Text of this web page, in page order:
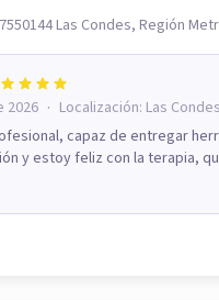
Las Condes, Región
2026 · Localización: Las Condes
capaz de entregar
y estoy feliz con la terapia,